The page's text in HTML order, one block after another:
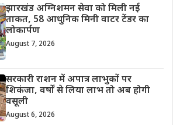
झारखंड अग्निशमन सेवा को मिली नई
ताकत, 58 आधुनिक मिनी वाटर टेंडर का
लोकार्पण
August 7, 2026
सरकारी राशन में अपात्र लाभुकों पर
शिकंजा, वर्षों से लिया लाभ तो अब होगी
वसूली
August 6, 2026